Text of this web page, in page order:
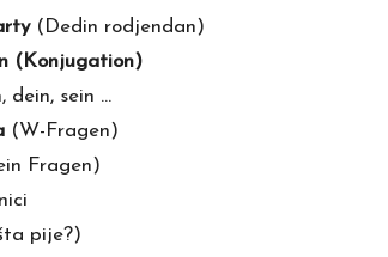
(Dedin rodjendan)
(Konjugation)
dein, sein …
(W-Fragen)
Fragen)
pije?)